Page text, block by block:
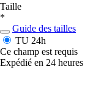
Taille
*
Guide des tailles
TU 24h
Ce champ est requis
Expédié en 24 heures